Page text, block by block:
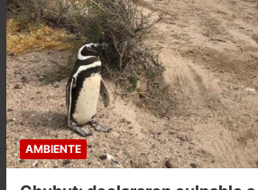
AMBIENTE